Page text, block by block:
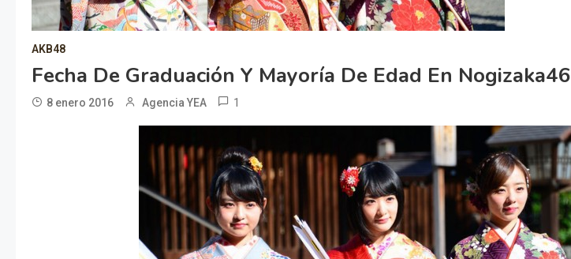
AKB48
Fecha De Graduación Y Mayoría De Edad En Nogizaka46
8 enero 2016 Agencia YEA 1